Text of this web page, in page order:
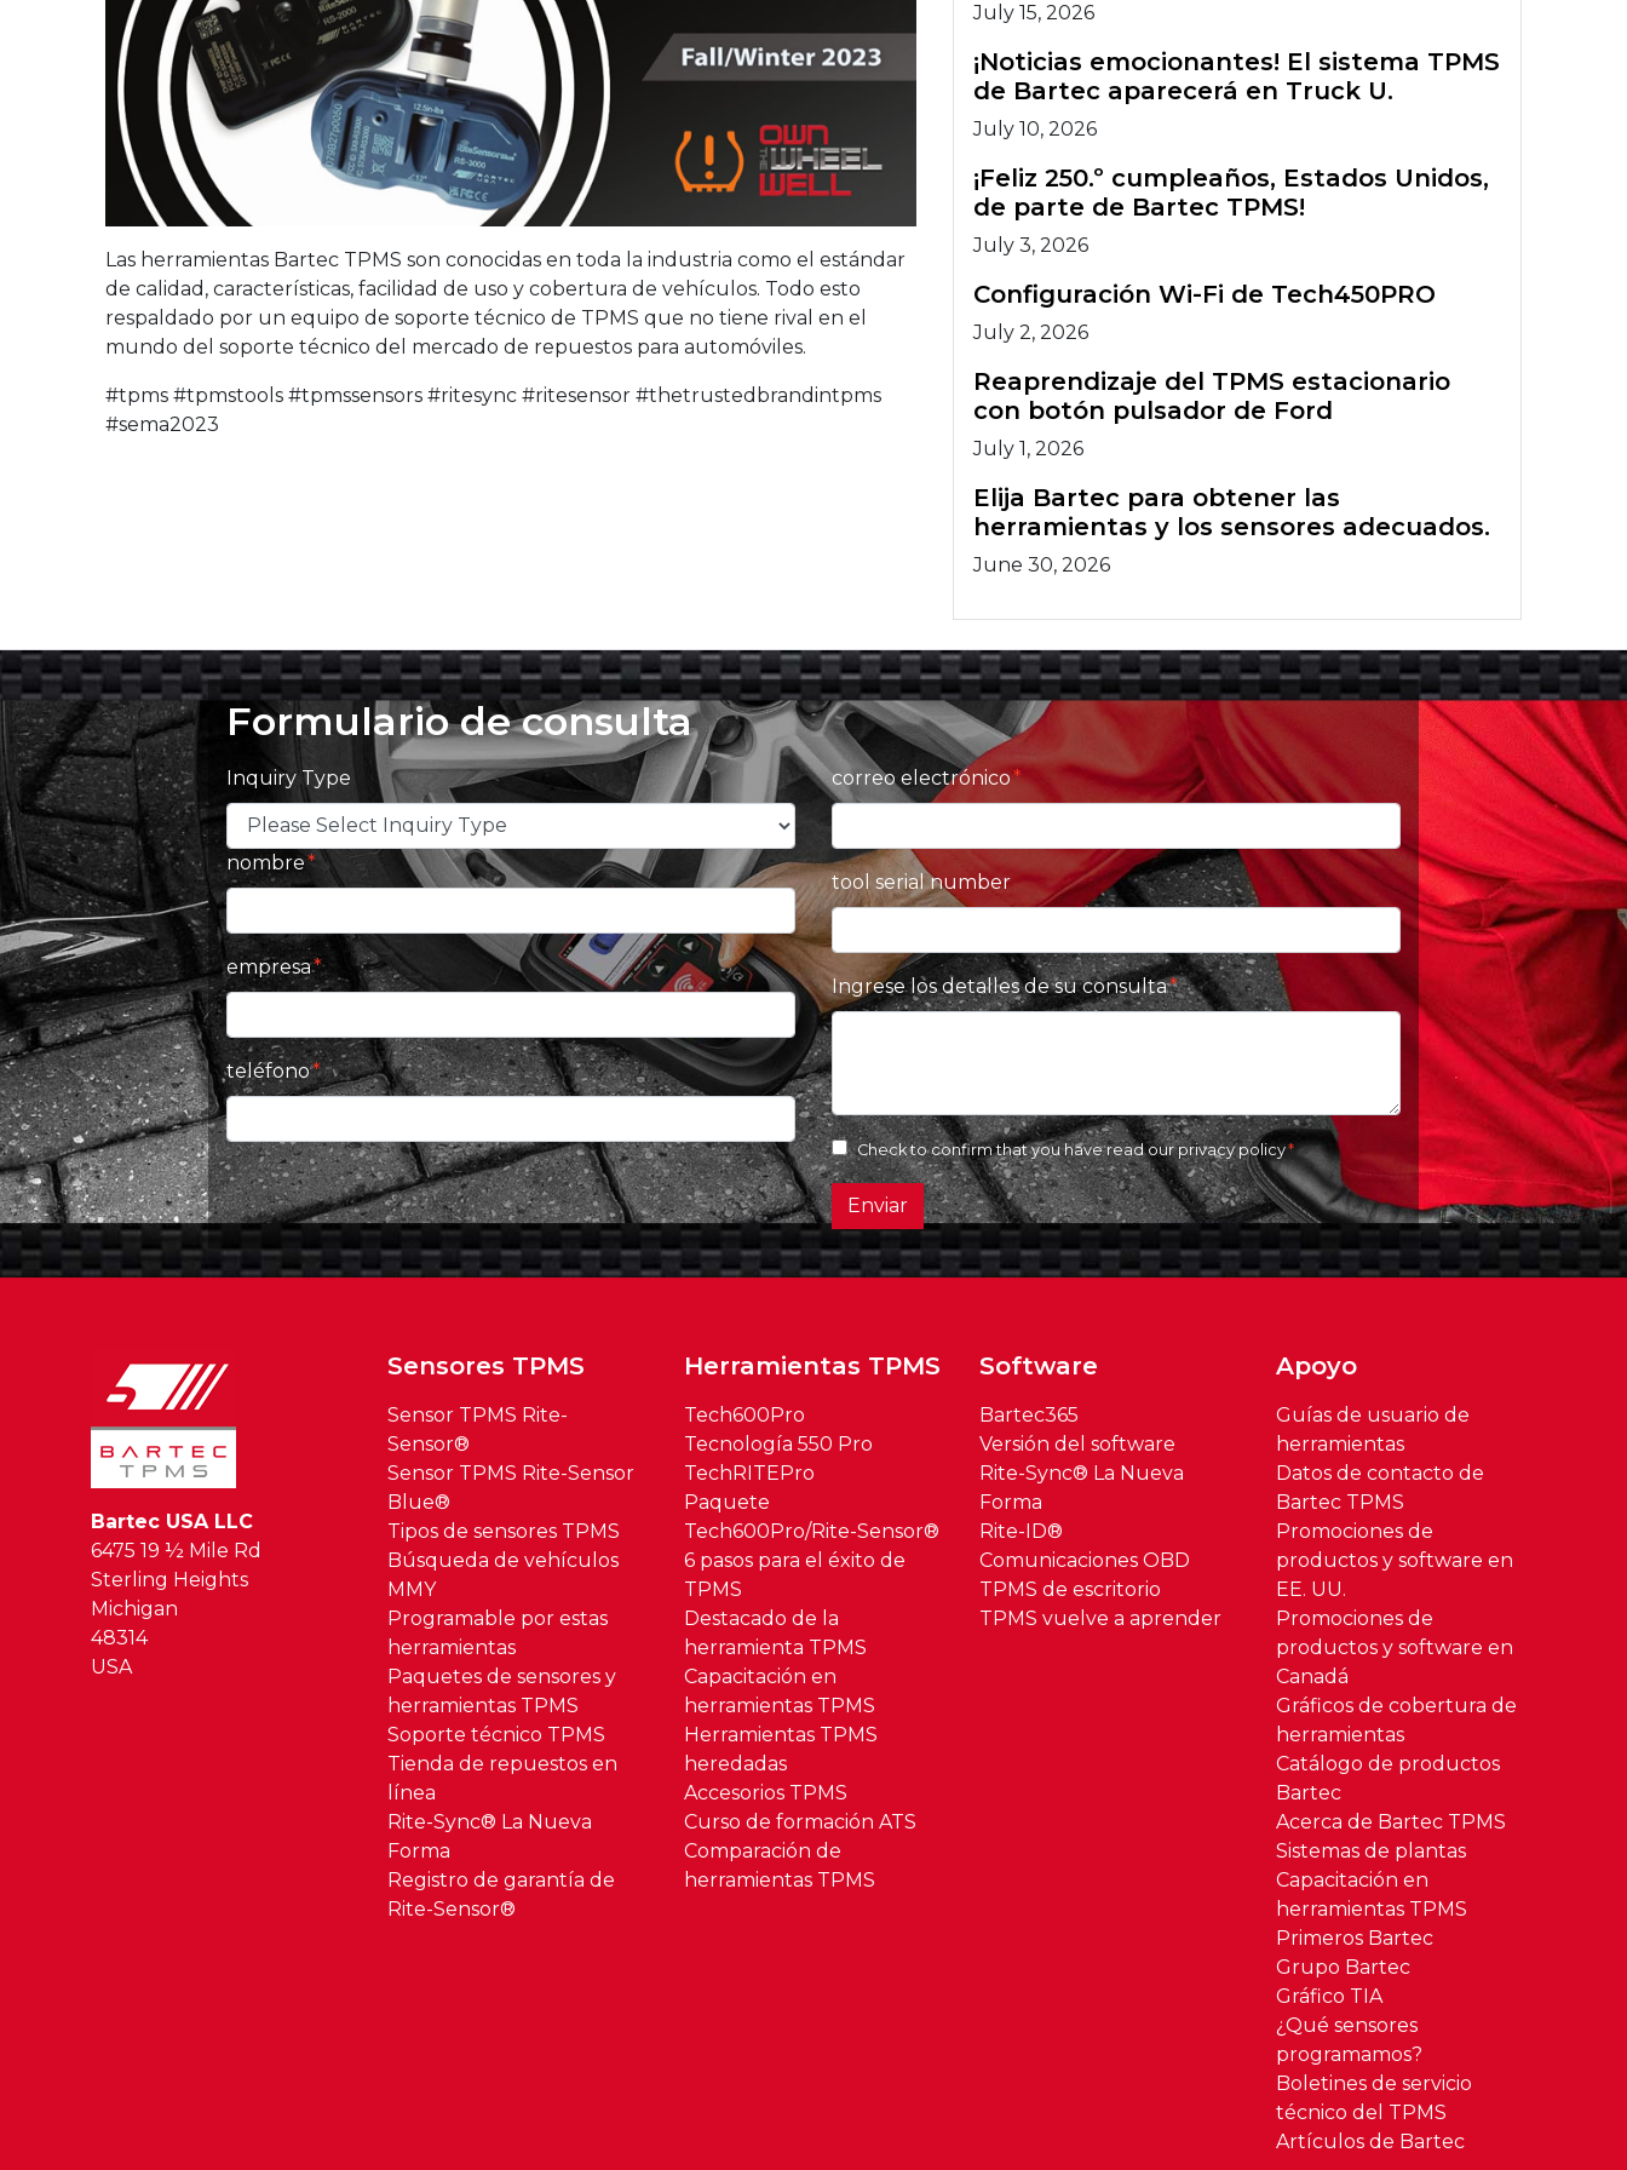
Las herramientas Bartec TPMS son conocidas en toda la industria como el estándar
de calidad, características, facilidad de uso y cobertura de vehículos. Todo esto
respaldado por un equipo de soporte técnico de TPMS que no tiene rival en el
mundo del soporte técnico del mercado de repuestos para automóviles.
#tpms #tpmstools #tpmssensors #ritesync #ritesensor #thetrustedbrandintpms
#sema2023
July 15, 2026
¡Noticias emocionantes! El sistema TPMS
de Bartec aparecerá en Truck U.
July 10, 2026
¡Feliz 250.º cumpleaños, Estados Unidos,
de parte de Bartec TPMS!
July 3, 2026
Configuración Wi-Fi de Tech450PRO
July 2, 2026
Reaprendizaje del TPMS estacionario
con botón pulsador de Ford
July 1, 2026
Elija Bartec para obtener las
herramientas y los sensores adecuados.
June 30, 2026
Formulario de consulta
Inquiry Type
nombre
empresa
teléfono
correo electrónico
tool serial number
Ingrese los detalles de su consulta
Check to confirm that you have read ourprivacy policy
Enviar
Bartec USA LLC
6475 19 ½ Mile Rd
Sterling Heights
Michigan
48314
USA
Sensores TPMS
Sensor TPMS Rite-
Sensor®
Sensor TPMS Rite-Sensor
Blue®
Tipos de sensores TPMS
Búsqueda de vehículos
MMY
Programable por estas
herramientas
Paquetes de sensores y
herramientas TPMS
Soporte técnico TPMS
Tienda de repuestos en
línea
Rite-Sync® La Nueva
Forma
Registro de garantía de
Rite-Sensor®
Herramientas TPMS
Tech600Pro
Tecnología 550 Pro
TechRITEPro
Paquete
Tech600Pro/Rite-Sensor®
6 pasos para el éxito de
TPMS
Destacado de la
herramienta TPMS
Capacitación en
herramientas TPMS
Herramientas TPMS
heredadas
Accesorios TPMS
Curso de formación ATS
Comparación de
herramientas TPMS
Software
Bartec365
Versión del software
Rite-Sync® La Nueva
Forma
Rite-ID®
Comunicaciones OBD
TPMS de escritorio
TPMS vuelve a aprender
Apoyo
Guías de usuario de
herramientas
Datos de contacto de
Bartec TPMS
Promociones de
productos y software en
EE. UU.
Promociones de
productos y software en
Canadá
Gráficos de cobertura de
herramientas
Catálogo de productos
Bartec
Acerca de Bartec TPMS
Sistemas de plantas
Capacitación en
herramientas TPMS
Primeros Bartec
Grupo Bartec
Gráfico TIA
¿Qué sensores
programamos?
Boletines de servicio
técnico del TPMS
Artículos de Bartec